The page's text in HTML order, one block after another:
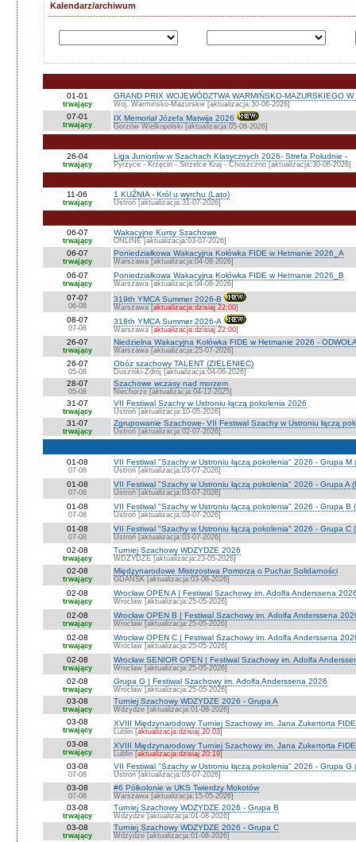
Kalendarz/archiwum
01-01
trwający
GRAND PRIX WOJEWÓDZTWA WARMIŃSKO-MAZURSKIEGO
Woj. Warmińsko-Mazurskie [aktualizacja:30-06-2026]
07-01
trwający
IX Memoriał Józefa Matwija 2026
Gorzów Wielkopolski [aktualizacja:05-08-2026]
26-04
trwający
Liga Juniorów w Szachach Klasycznych 2026- Strefa Południe -
Pyrzyce - Krzęcin - Strzelce Kraj - Choszczno [aktualizacja:30-06-2026]
11-06
trwający
1 KUŹNIA - Król u wyrchu (Lato)
Ustroń [aktualizacja:31-07-2026]
06-07
trwający
Wakacyjne Kursy Szachowe
ONLINE [aktualizacja:03-07-2026]
06-07
trwający
Poniedziałkowa Wakacyjna Kołówka FIDE w Hetmanie 2026_A
Warszawa [aktualizacja:04-08-2026]
06-07
trwający
Poniedziałkowa Wakacyjna Kołówka FIDE w Hetmanie 2026_B
Warszawa [aktualizacja:04-08-2026]
07-07
06-08
319th YMCA Summer 2026-B
Warszawa [aktualizacja:dzisiaj 22:00]
08-07
07-08
318th YMCA Summer 2026-A
Warszawa [aktualizacja:dzisiaj 22:00]
26-07
trwający
Niedzielna Wakacyjna Kołówka FIDE w Hetmanie 2026 -
Warszawa [aktualizacja:25-07-2026]
26-07
05-08
Obóz szachowy TALENT (ZIELENIEC)
Duszniki-Zdrój [aktualizacja:04-06-2026]
28-07
05-08
Szachowe wczasy nad morzem
Niechorze [aktualizacja:04-12-2025]
31-07
trwający
VII Festiwal Szachy w Ustroniu łączą pokolenia 2026
Ustroń [aktualizacja:10-05-2026]
31-07
trwający
Zgrupowanie Szachowe- VII Festiwal Szachy w Ustroniu łączą
Ustroń [aktualizacja:02-07-2026]
01-08
07-08
VII Festiwal "Szachy w Ustroniu łączą pokolenia" 2026 - Grupa M
Ustroń [aktualizacja:03-07-2026]
01-08
07-08
VII Festiwal "Szachy w Ustroniu łączą pokolenia" 2026 - Grupa A
Ustroń [aktualizacja:03-07-2026]
01-08
07-08
VII Festiwal "Szachy w Ustroniu łączą pokolenia" 2026 - Grupa B
Ustroń [aktualizacja:03-07-2026]
01-08
07-08
VII Festiwal "Szachy w Ustroniu łączą pokolenia" 2026 - Grupa C
Ustroń [aktualizacja:03-07-2026]
02-08
trwający
Turniej Szachowy WDZYDZE 2026
WDZYDZE [aktualizacja:23-05-2026]
02-08
trwający
Międzynarodowe Mistrzostwa Pomorza o Puchar Solidarności
GDAŃSK [aktualizacja:03-08-2026]
02-08
trwający
Wrocław OPEN A | Festiwal Szachowy im. Adolfa Anderssena
Wrocław [aktualizacja:25-05-2026]
02-08
trwający
Wrocław OPEN B | Festiwal Szachowy im. Adolfa Anderssena
Wrocław [aktualizacja:25-05-2026]
02-08
trwający
Wrocław OPEN C | Festiwal Szachowy im. Adolfa Anderssena
Wrocław [aktualizacja:25-05-2026]
02-08
trwający
Wrocław SENIOR OPEN | Festiwal Szachowy im. Adolfa
Wrocław [aktualizacja:25-05-2026]
02-08
trwający
Grupa G | Festiwal Szachowy im. Adolfa Anderssena 2026
Wrocław [aktualizacja:25-05-2026]
03-08
trwający
Turniej Szachowy WDZYDZE 2026 - Grupa A
Wdzydze [aktualizacja:01-08-2026]
03-08
trwający
XVIII Międzynarodowy Turniej Szachowy im. Jana Zukertorta
Lublin [aktualizacja:dzisiaj 20:03]
03-08
trwający
XVIII Międzynarodowy Turniej Szachowy im. Jana Zukertorta
Lublin [aktualizacja:dzisiaj 20:19]
03-08
07-08
VII Festiwal "Szachy w Ustroniu łączą pokolenia" 2026 - Grupa G
Ustroń [aktualizacja:03-07-2026]
03-08
07-08
#6 Półkolonie w UKS Twierdzy Mokotów
Warszawa [aktualizacja:15-05-2026]
03-08
trwający
Turniej Szachowy WDZYDZE 2026 - Grupa B
Wdzydze [aktualizacja:01-08-2026]
03-08
trwający
Turniej Szachowy WDZYDZE 2026 - Grupa C
Wdzydze [aktualizacja:01-08-2026]